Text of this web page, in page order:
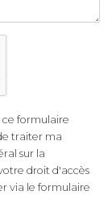
ce formulaire
traiter ma
sur la
droit d'accès
via le formulaire